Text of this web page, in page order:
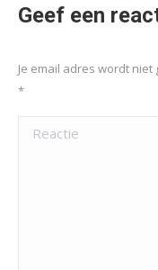
Geef een
Je email adres wordt
*
Reactie